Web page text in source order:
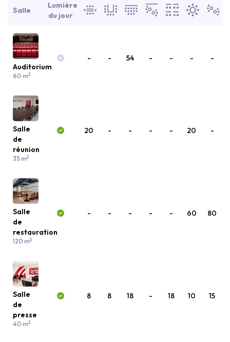
Salle
Lumière
du jour
Auditorium
60 m2
- - 54 - - - -
Salle
de
réunion
35 m2
20 - - - - 20 -
Salle
de
restauration
120 m2
- - - - - 60 80
Salle
de
presse
40 m2
8 8 18 - 18 10 15